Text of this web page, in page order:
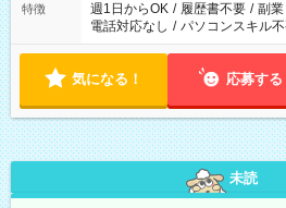
特徴 週1日からOK / 履歴書不要 / 副
電話対応なし / パソコンスキル
気になる！ 応募する
未読